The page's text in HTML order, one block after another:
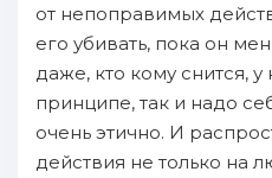
от непоправимых
его убивать, пока он
даже, кто кому снится,
принципе, так и надо
очень этично. И
действия не только на